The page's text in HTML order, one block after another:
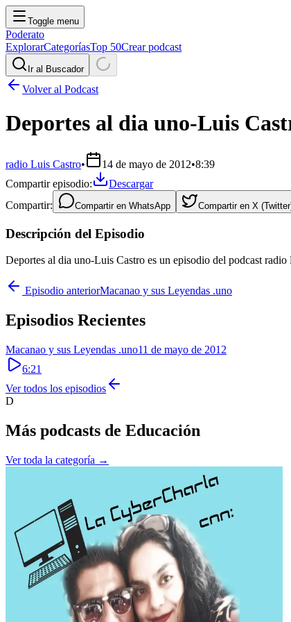
Toggle menu
Poderato
ExplorarCategoríasTop 50Crear podcast
Ir al Buscador
Volver al Podcast
Deportes al dia uno-Luis
radio Luis Castro• 14 de mayo de 2012•8:39
Compartir episodio:
Descargar
Compartir:
Compartir en WhatsApp Compartir en X
Descripción del Episodio
Deportes al dia uno-Luis Castro es un episodio del podcast
Episodio anteriorMacanao y sus Leyendas .uno
Episodios Recientes
Macanao y sus Leyendas .uno11 de mayo de 2012
6:21
Ver todos los episodios
D
Más podcasts de Educación
Ver toda la categoría →